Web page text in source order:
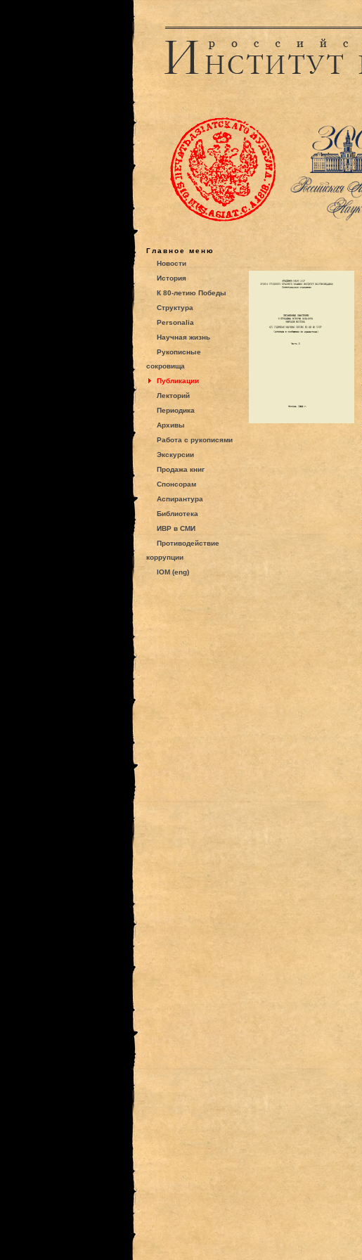
Главное меню
Новости
История
К 80-летию Победы
Структура
Personalia
Научная жизнь
Рукописные
сокровища
Публикации
Лекторий
Периодика
Архивы
Работа с рукописями
Экскурсии
Продажа книг
Спонсорам
Аспирантура
Библиотека
ИВР в СМИ
Противодействие
коррупции
IOM (eng)